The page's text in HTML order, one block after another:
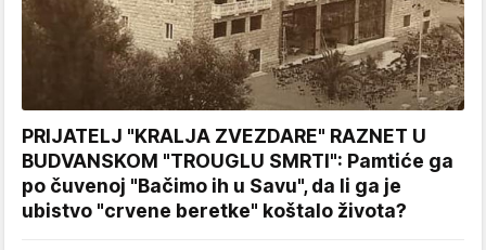
PRIJATELJ "KRALJA ZVEZDARE" RAZNET U
BUDVANSKOM "TROUGLU SMRTI": Pamtiće ga
po čuvenoj "Bačimo ih u Savu", da li ga je
ubistvo "crvene beretke" koštalo života?